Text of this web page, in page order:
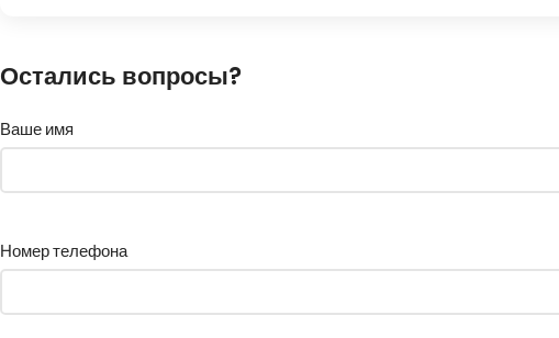
Остались вопросы?
Ваше имя
Номер телефона